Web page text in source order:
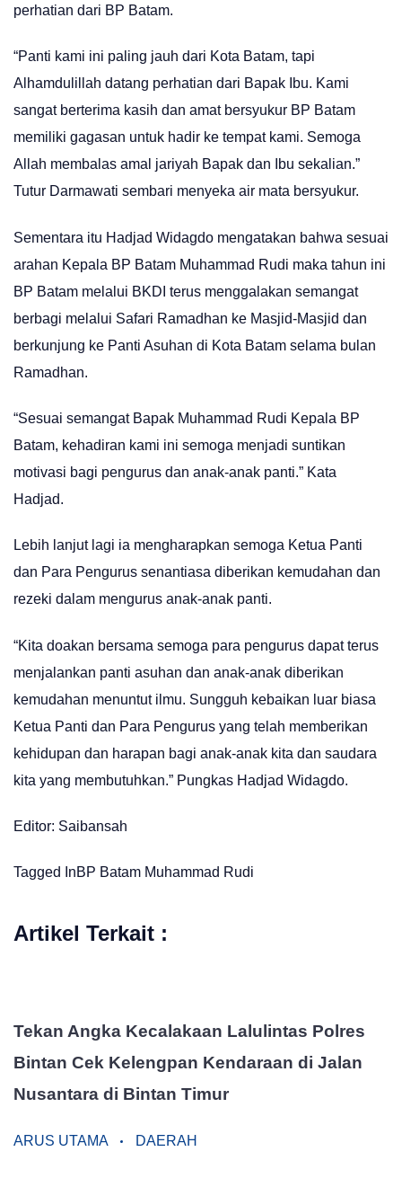
perhatian dari BP Batam.
“Panti kami ini paling jauh dari Kota Batam, tapi
Alhamdulillah datang perhatian dari Bapak Ibu. Kami
sangat berterima kasih dan amat bersyukur BP Batam
memiliki gagasan untuk hadir ke tempat kami. Semoga
Allah membalas amal jariyah Bapak dan Ibu sekalian.”
Tutur Darmawati sembari menyeka air mata bersyukur.
Sementara itu Hadjad Widagdo mengatakan bahwa sesuai
arahan Kepala BP Batam Muhammad Rudi maka tahun ini
BP Batam melalui BKDI terus menggalakan semangat
berbagi melalui Safari Ramadhan ke Masjid-Masjid dan
berkunjung ke Panti Asuhan di Kota Batam selama bulan
Ramadhan.
“Sesuai semangat Bapak Muhammad Rudi Kepala BP
Batam, kehadiran kami ini semoga menjadi suntikan
motivasi bagi pengurus dan anak-anak panti.” Kata
Hadjad.
Lebih lanjut lagi ia mengharapkan semoga Ketua Panti
dan Para Pengurus senantiasa diberikan kemudahan dan
rezeki dalam mengurus anak-anak panti.
“Kita doakan bersama semoga para pengurus dapat terus
menjalankan panti asuhan dan anak-anak diberikan
kemudahan menuntut ilmu. Sungguh kebaikan luar biasa
Ketua Panti dan Para Pengurus yang telah memberikan
kehidupan dan harapan bagi anak-anak kita dan saudara
kita yang membutuhkan.” Pungkas Hadjad Widagdo.
Editor: Saibansah
Tagged InBP Batam Muhammad Rudi
Artikel Terkait :
Tekan Angka Kecalakaan Lalulintas Polres
Bintan Cek Kelengpan Kendaraan di Jalan
Nusantara di Bintan Timur
ARUS UTAMA DAERAH